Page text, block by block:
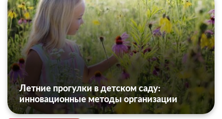
Летние прогулки в детском саду:
инновационные методы организации